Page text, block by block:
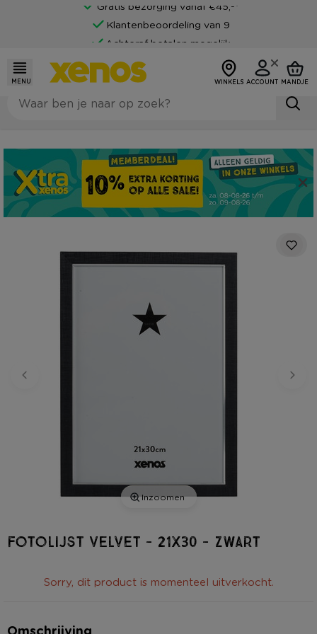
Gratis bezorging vanaf €45,-*
Klantenbeoordeling van 9
Achteraf betalen mogelijk
MENU WINKELS ACCOUNT MANDJE
Inzoomen
Fotolijst Velvet - 21x30 - zwart
Sorry, dit product is momenteel uitverkocht.
Omschrijving